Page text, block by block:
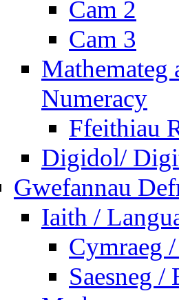
Cam 2
Cam 3
Mathemateg
Numeracy
Ffeithiau
Digidol/
Gwefannau
Iaith /
Cymraeg
Saesneg /